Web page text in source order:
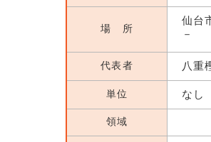
場 所
仙台
－
代表者 八重
単位 なし
領域